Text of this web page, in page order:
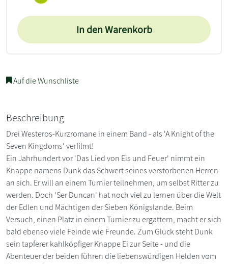
In den Warenkorb
Auf die Wunschliste
Beschreibung
Drei Westeros-Kurzromane in einem Band - als 'A Knight of the
Seven Kingdoms' verfilmt!
Ein Jahrhundert vor 'Das Lied von Eis und Feuer' nimmt ein
Knappe namens Dunk das Schwert seines verstorbenen Herren
an sich. Er will an einem Turnier teilnehmen, um selbst Ritter zu
werden. Doch 'Ser Duncan' hat noch viel zu lernen über die Welt
der Edlen und Mächtigen der Sieben Königslande. Beim
Versuch, einen Platz in einem Turnier zu ergattern, macht er sich
bald ebenso viele Feinde wie Freunde. Zum Glück steht Dunk
sein tapferer kahlköpfiger Knappe Ei zur Seite - und die
Abenteuer der beiden führen die liebenswürdigen Helden vom